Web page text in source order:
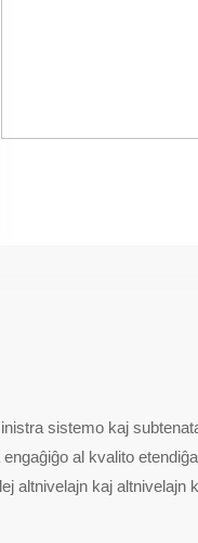
sistemo kaj
al kvalito
altnivelajn kaj altnivelajn